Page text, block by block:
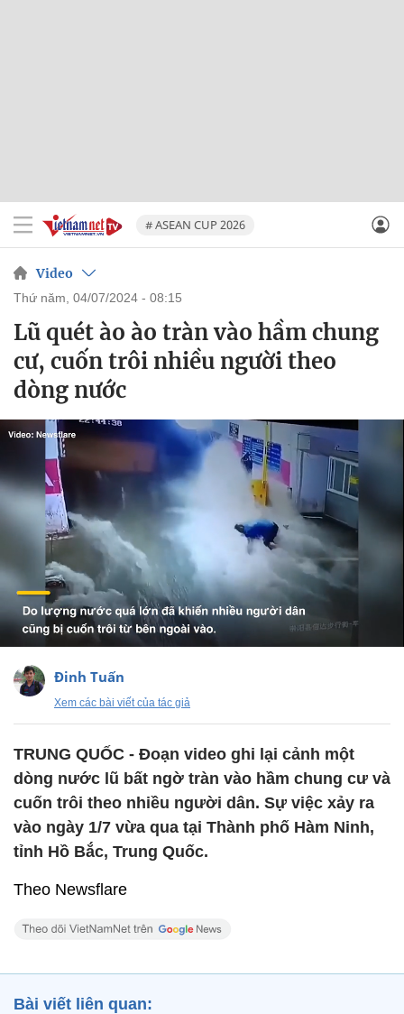
# ASEAN CUP 2026
Video
thứ năm, 04/07/2024 - 08:15
Lũ quét ào ào tràn vào hầm chung
cư, cuốn trôi nhiều người theo
dòng nước
Đinh Tuấn
Xem các bài viết của tác giả
TRUNG QUỐC - Đoạn video ghi lại cảnh một
dòng nước lũ bất ngờ tràn vào hầm chung cư và
cuốn trôi theo nhiều người dân. Sự việc xảy ra
vào ngày 1/7 vừa qua tại Thành phố Hàm Ninh,
tỉnh Hồ Bắc, Trung Quốc.
Theo Newsflare
Bài viết liên quan: